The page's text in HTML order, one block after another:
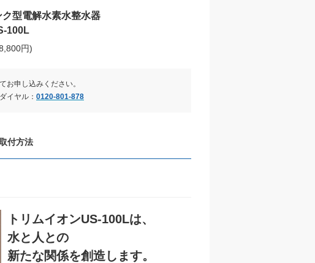
型電解水素水整水器
100L
円)
お申し込みください。
イヤル： 0120-801-878
付方法
トリムイオンUS-100Lは、
水と人との
新たな関係を創造します。